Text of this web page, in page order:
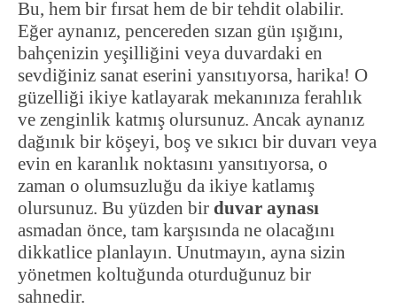
Bu, hem bir fırsat hem de bir tehdit olabilir.
Eğer aynanız, pencereden sızan gün ışığını,
bahçenizin yeşilliğini veya duvardaki en
sevdiğiniz sanat eserini yansıtıyorsa, harika! O
güzelliği ikiye katlayarak mekanınıza ferahlık
ve zenginlik katmış olursunuz. Ancak aynanız
dağınık bir köşeyi, boş ve sıkıcı bir duvarı veya
evin en karanlık noktasını yansıtıyorsa, o
zaman o olumsuzluğu da ikiye katlamış
olursunuz. Bu yüzden bir duvar aynası
asmadan önce, tam karşısında ne olacağını
dikkatlice planlayın. Unutmayın, ayna sizin
yönetmen koltuğunda oturduğunuz bir
sahnedir.